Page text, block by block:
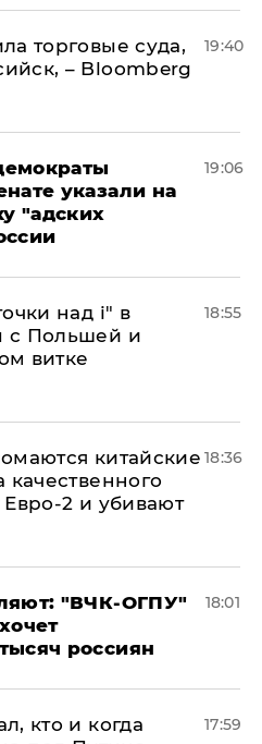
торговые суда,
– Bloomberg
19:40
указали на
"адских
19:06
над і" в
с Польшей и
витке
18:55
китайские
качественного
2 и убивают
18:36
"ВЧК-ОГПУ"
россиян
18:01
кто и когда
17:59